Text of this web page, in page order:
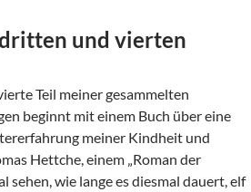
und vierten
Teil meiner gesammelten
beginnt mit einem Buch über eine
meiner Kindheit und
Hettche, einem „Roman der
sehen, wie lange es diesmal dauert, elf